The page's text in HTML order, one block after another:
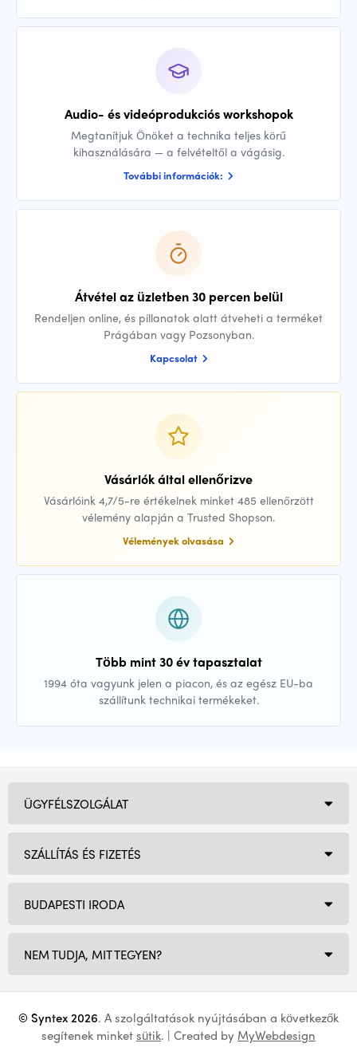
Audio- és videóprodukciós workshopok
Megtanítjuk Önöket a technika teljes körű
kihasználására — a felvételtől a vágásig.
További információk:
Átvétel az üzletben 30 percen belül
Rendeljen online, és pillanatok alatt átveheti a terméket
Prágában vagy Pozsonyban.
Kapcsolat
Vásárlók által ellenőrizve
Vásárlóink 4,7/5-re értékelnek minket 485 ellenőrzött
vélemény alapján a Trusted Shopson.
Vélemények olvasása
Több mint 30 év tapasztalat
1994 óta vagyunk jelen a piacon, és az egész EU-ba
szállítunk technikai termékeket.
BUDAPESTI IRODA
NEM TUDJA, MIT TEGYEN?
ÜGYFÉLSZOLGÁLAT
SZÁLLÍTÁS ÉS FIZETÉS
© Syntex 2026. A szolgáltatások nyújtásában a következők
segítenek minketsütik. | Created by MyWebdesign